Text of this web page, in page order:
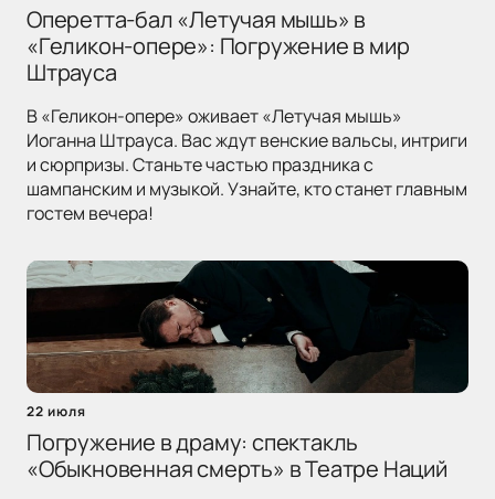
Оперетта-бал «Летучая мышь» в
«Геликон-опере»: Погружение в мир
Штрауса
В «Геликон-опере» оживает «Летучая мышь»
Иоганна Штрауса. Вас ждут венские вальсы, интриги
и сюрпризы. Станьте частью праздника с
шампанским и музыкой. Узнайте, кто станет главным
гостем вечера!
22 июля
Погружение в драму: спектакль
«Обыкновенная смерть» в Театре Наций